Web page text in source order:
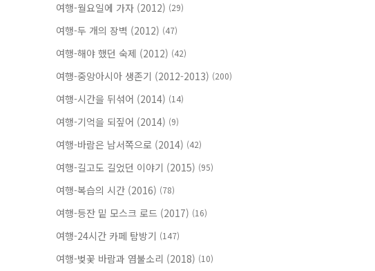
여행-월요일에 가자 (2012) (29)
여행-두 개의 장벽 (2012) (47)
여행-해야 했던 숙제 (2012) (42)
여행-중앙아시아 생존기 (2012-2013) (200)
여행-시간을 뒤섞어 (2014) (14)
여행-기억을 되짚어 (2014) (9)
여행-바람은 남서쪽으로 (2014) (42)
여행-길고도 길었던 이야기 (2015) (95)
여행-복습의 시간 (2016) (78)
여행-등잔 밑 모스크 로드 (2017) (16)
여행-24시간 카페 탐방기 (147)
여행-벚꽃 바람과 염불소리 (2018) (10)